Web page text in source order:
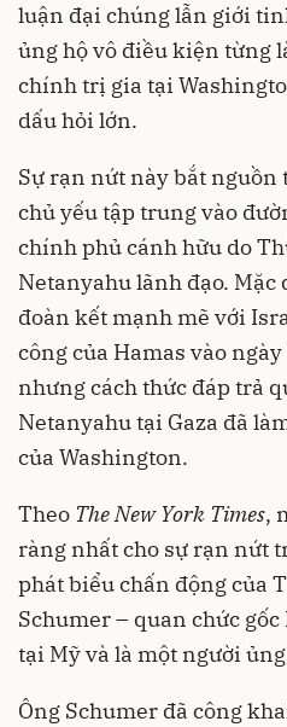
luận đại chúng lẫn giới
ủng hộ vô điều kiện từng
chính trị gia tại
dấu hỏi lớn.
Sự rạn nứt này bắt
chủ yếu tập trung vào
chính phủ cánh hữu do
Netanyahu lãnh đạo. Mặc
đoàn kết mạnh mẽ với
công của Hamas vào
nhưng cách thức đáp trả
Netanyahu tại Gaza đã
của Washington.
Theo The New York Times,
ràng nhất cho sự rạn nứt
phát biểu chấn động của
Schumer – quan chức
tại Mỹ và là một người
Ông Schumer đã công